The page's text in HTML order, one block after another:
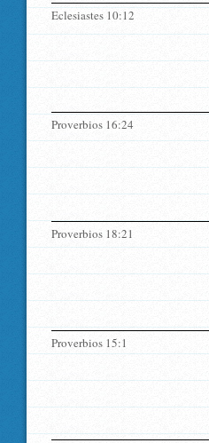
Eclesiastes 10:12
Proverbios 16:24
Proverbios 18:21
Proverbios 15:1